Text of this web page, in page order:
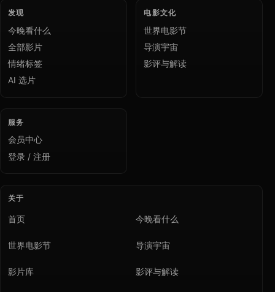
发现
今晚看什么
全部影片
情绪标签
AI 选片
电影文化
世界电影节
导演宇宙
影评与解读
服务
会员中心
登录 / 注册
关于
首页 今晚看什么
世界电影节 导演宇宙
影片库 影评与解读